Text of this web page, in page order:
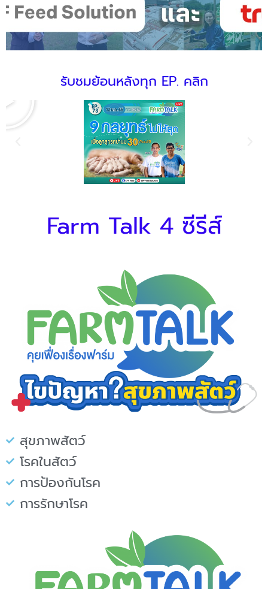
รับชมย้อนหลังทุก EP. คลิก
Farm Talk 4 ซีรีส์
สุขภาพสัตว์
โรคในสัตว์
การป้องกันโรค
การรักษาโรค